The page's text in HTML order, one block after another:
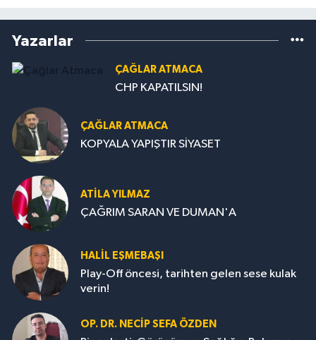
Yazarlar
ÇAĞLAR ATMACA
CHP KAPATILSIN!
ÇAĞLAR ATMACA
KOPYALA YAPIŞTIR SİYASET
ATILA YILMAZ
ÇAĞRIM SARAN VE DUMAN'A
HALIL EŞMEBAŞI
Play-Off öncesi, tarihten gelen sese kulak
verin!
OP. DR. NECIP SEFA ÖZDEN